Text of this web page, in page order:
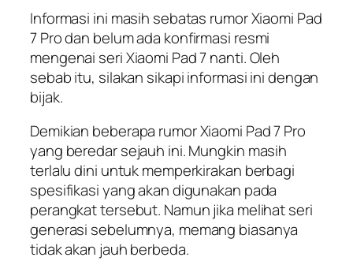
Informasi ini masih sebatas rumor Xiaomi Pad
7 Pro dan belum ada konfirmasi resmi
mengenai seri Xiaomi Pad 7 nanti. Oleh
sebab itu, silakan sikapi informasi ini dengan
bijak.
Demikian beberapa rumor Xiaomi Pad 7 Pro
yang beredar sejauh ini. Mungkin masih
terlalu dini untuk memperkirakan berbagi
spesifikasi yang akan digunakan pada
perangkat tersebut. Namun jika melihat seri
generasi sebelumnya, memang biasanya
tidak akan jauh berbeda.